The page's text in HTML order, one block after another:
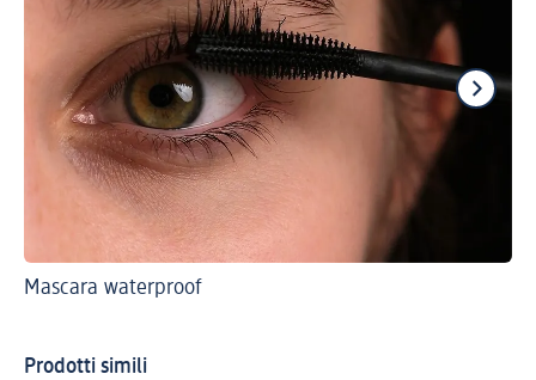
Mascara waterproof
Prodotti simili